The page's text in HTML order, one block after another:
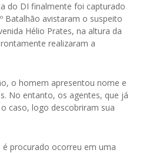
do DI finalmente foi capturado
Batalhão avistaram o suspeito
Hélio Prates, na altura da
realizaram a
o homem apresentou nome e
No entanto, os agentes, que já
caso, logo descobriram sua
procurado ocorreu em uma